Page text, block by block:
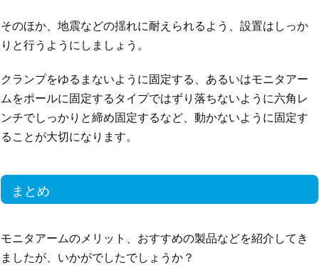
そのほか、地震などの揺れに耐えられるよう、設置はしっか
りと行うようにしましょう。
クランプをゆるまないように固定する、あるいはモニタアー
ムをポールに固定するタイプではずり落ちないように六角レ
ンチでしっかりと締め固定するなど、動かないように固定す
ることが大切になります。
まとめ
モニタアームのメリット、おすすめの製品などを紹介してき
ましたが、いかがでしたでしょうか？